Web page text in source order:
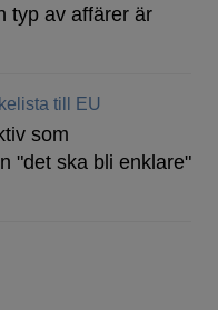
typ av affärer är
till EU
som
"det ska bli enklare"